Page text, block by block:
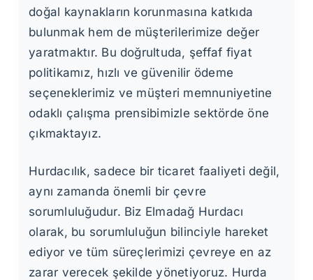
doğal kaynakların korunmasına katkıda
bulunmak hem de müşterilerimize değer
yaratmaktır. Bu doğrultuda, şeffaf fiyat
politikamız, hızlı ve güvenilir ödeme
seçeneklerimiz ve müşteri memnuniyetine
odaklı çalışma prensibimizle sektörde öne
çıkmaktayız.
Hurdacılık, sadece bir ticaret faaliyeti değil,
aynı zamanda önemli bir çevre
sorumluluğudur. Biz Elmadağ Hurdacı
olarak, bu sorumluluğun bilinciyle hareket
ediyor ve tüm süreçlerimizi çevreye en az
zarar verecek şekilde yönetiyoruz. Hurda